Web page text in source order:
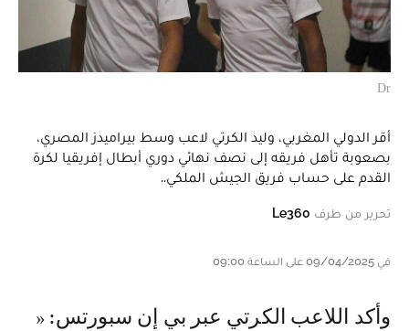
Dr
أقر الدولي المغربي، وليد الكرتي لاعب وسط بيراميدز المصري،
بصعوبة تأهل فريقه إلى نصف نهائي دوري أبطال إفريقيا لكرة
القدم على حساب فريق الجيش الملكي..
تحرير من طرف Le360
في 09/04/2025 على الساعة 09:00
وأكد اللاعب الكرتي عبر بي إن سبورتس: «